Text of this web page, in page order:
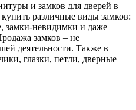
и замков для дверей в
различные виды замков:
замки-невидимки и даже
замков – не
деятельности. Также в
глазки, петли, дверные